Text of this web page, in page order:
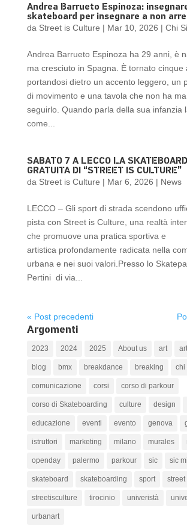
Andrea Barrueto Espinoza:
skateboard per insegnare a non
da Street is Culture | Mar 10, 2026 | Chi
Andrea Barrueto Espinoza ha 29 anni, è
ma cresciuto in Spagna. È tornato cinque
portandosi dietro un accento leggero, un
di movimento e una tavola che non ha
seguirlo. Quando parla della sua infanzia
come...
SABATO 7 A LECCO LA
GRATUITA DI “STREET IS CULTURE”
da Street is Culture | Mar 6, 2026 | News
LECCO – Gli sport di strada scendono
pista con Street is Culture, una realtà
che promuove una pratica sportiva e
artistica profondamente radicata nella
urbana e nei suoi valori.Presso lo
Pertini di via...
« Post precedenti
Argomenti
2023 2024 2025 About us art
blog bmx breakdance breaking chi
comunicazione corsi corso di parkour
corso di Skateboarding culture design
educazione eventi evento genova
istruttori marketing milano murales
openday palermo parkour sic sic
skateboard skateboarding sport street
streetisculture tirocinio univeristà
urbanart